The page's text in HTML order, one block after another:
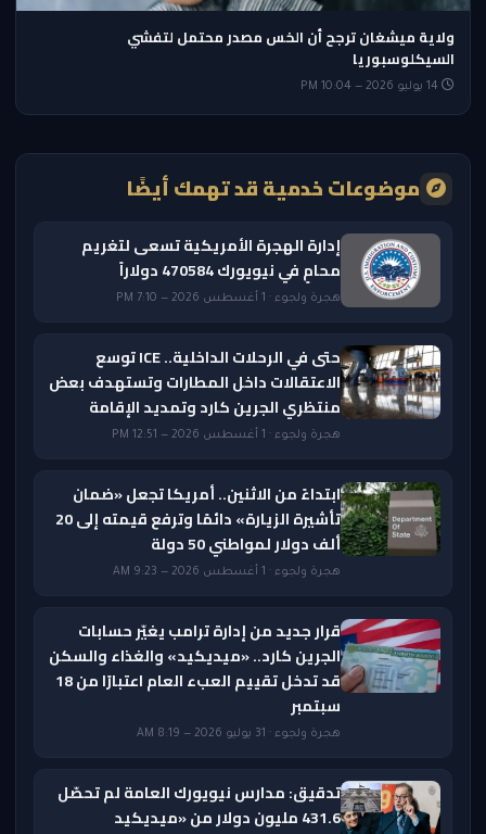
ولاية ميشغان ترجح أن الخس مصدر محتمل لتفشي
السيكلوسبوريا
موضوعات خدمية قد تهمك أيضًا
إدارة الهجرة الأمريكية تسعى لتغريم
محامٍ في نيويورك 470584 دولاراً
هجرة ولجوء · 1 أغسطس 2026 — 7:10 PM
حتى في الرحلات الداخلية.. ICE توسع
الاعتقالات داخل المطارات وتستهدف بعض
منتظري الجرين كارد وتمديد الإقامة
هجرة ولجوء · 1 أغسطس 2026 — 12:51 PM
ابتداءً من الاثنين.. أمريكا تجعل «ضمان
تأشيرة الزيارة» دائمًا وترفع قيمته إلى 20
ألف دولار لمواطني 50 دولة
هجرة ولجوء · 1 أغسطس 2026 — 9:23 AM
قرار جديد من إدارة ترامب يغيّر حسابات
الجرين كارد.. «ميديكيد» والغذاء والسكن
قد تدخل تقييم العبء العام اعتبارًا من 18
سبتمبر
هجرة ولجوء · 31 يوليو 2026 — 8:19 AM
تدقيق: مدارس نيويورك العامة لم تحصّل
431.6 مليون دولار من «ميديكيد